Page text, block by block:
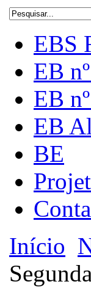
EBS
EB
EB
EB
BE
Início